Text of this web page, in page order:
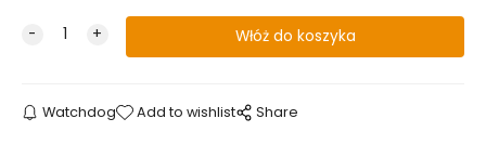
Watchdog Add to wishlist Share